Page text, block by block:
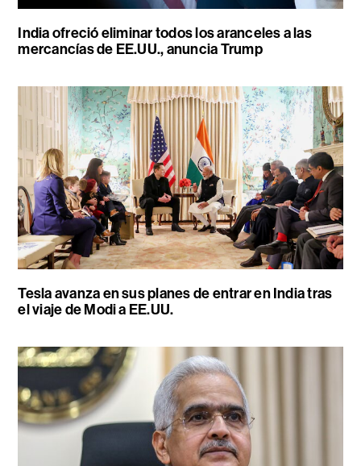
India ofreció eliminar todos los aranceles a las
mercancías de EE.UU., anuncia Trump
Tesla avanza en sus planes de entrar en India tras
el viaje de Modi a EE.UU.